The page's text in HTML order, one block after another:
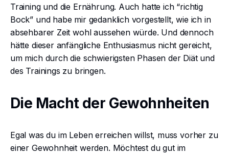
Training und die Ernährung. Auch hatte ich “richtig
Bock” und habe mir gedanklich vorgestellt, wie ich in
absehbarer Zeit wohl aussehen würde. Und dennoch
hätte dieser anfängliche Enthusiasmus nicht gereicht,
um mich durch die schwierigsten Phasen der Diät und
des Trainings zu bringen.
Die Macht der Gewohnheiten
Egal was du im Leben erreichen willst, muss vorher zu
einer Gewohnheit werden. Möchtest du gut im